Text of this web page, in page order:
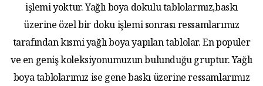
işlemi yoktur. Yağlı boya dokulu tablolarmız,baskı
üzerine özel bir doku işlemi sonrası ressamlarımız
tarafından kısmi yağlı boya yapılan tablolar. En populer
ve en geniş koleksiyonumuzun bulunduğu gruptur. Yağlı
boya tablolarımız ise gene baskı üzerine ressamlarımız